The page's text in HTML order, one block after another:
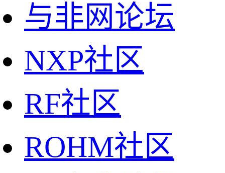
与非网论坛
NXP社区
RF社区
ROHM社区